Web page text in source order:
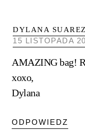
DYLANA SUAREZ
15 LISTOPADA
AMAZING bag!
xoxo,
Dylana
ODPOWIEDZ